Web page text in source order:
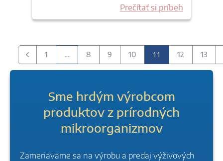
Prečítať si príbeh
Predchádzajúci
1 … 8 9 10 11 12 13
Sme hrdým výrobcom
produktov z prírodných
mikroorganizmov
Zameriavame sa na výrobu a predaj výživových